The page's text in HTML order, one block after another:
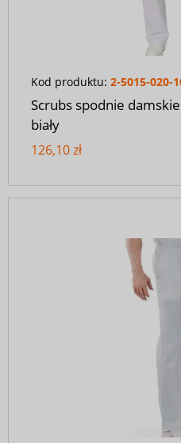
Kod produktu: 2-5015-020-
Scrubs spodnie
biały
126,10 zł